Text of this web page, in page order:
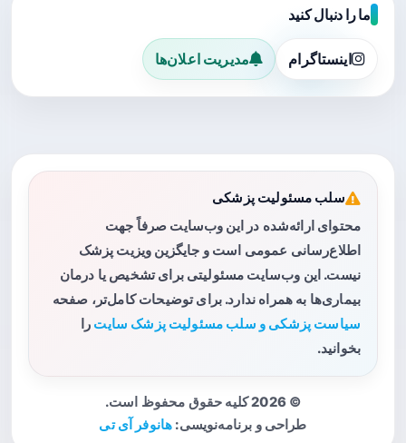
ما را دنبال کنید
اینستاگرام مدیریت اعلان‌ها
سلب مسئولیت پزشکی
محتوای ارائه‌شده در این وب‌سایت صرفاً جهت
اطلاع‌رسانی عمومی است و جایگزین ویزیت پزشک
نیست. این وب‌سایت مسئولیتی برای تشخیص یا درمان
بیماری‌ها به همراه ندارد. برای توضیحات کامل‌تر، صفحه
سیاست پزشکی و سلب مسئولیت پزشک سایت را
بخوانید.
© 2026 کلیه حقوق محفوظ است.
طراحی و برنامه‌نویسی: هانوفر آی تی